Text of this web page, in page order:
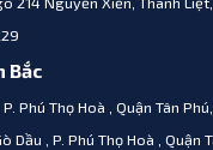
Bắc
Phú Thọ Hoà , Quận Tân
Dầu , P. Phú Thọ Hoà , Quận